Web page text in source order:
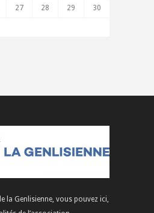
27 28 29 30
la Genlisienne, vous pouvez ici,